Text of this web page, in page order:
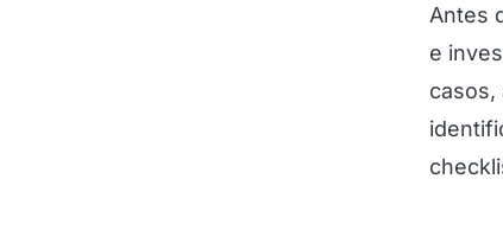
Antes
e
casos,